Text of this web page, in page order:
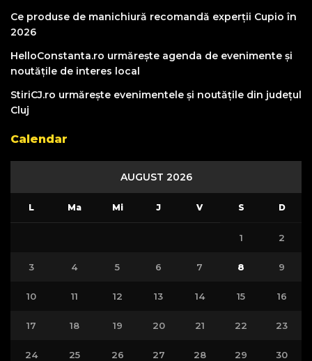
Ce produse de manichiură recomandă experții Cupio în
2026
HelloConstanta.ro urmărește agenda de evenimente și
noutățile de interes local
StiriCJ.ro urmărește evenimentele și noutățile din județul
Cluj
Calendar
AUGUST 2026
L Ma Mi J V S D
1 2
3 4 5 6 7 8 9
10 11 12 13 14 15 16
17 18 19 20 21 22 23
24 25 26 27 28 29 30